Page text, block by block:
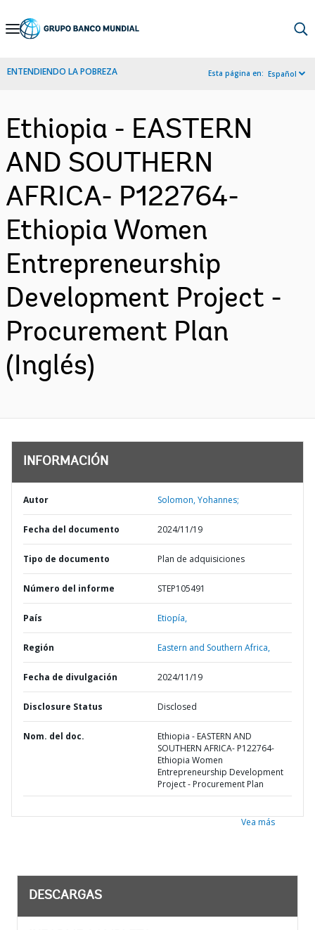
Skip
Navigation
ENTENDIENDO LA POBREZA Esta página en: Español
Ethiopia - EASTERN
AND SOUTHERN
AFRICA- P122764-
Ethiopia Women
Entrepreneurship
Development Project -
Procurement Plan
(Inglés)
INFORMACIÓN
Autor Solomon, Yohannes;
Fecha del documento 2024/11/19
Tipo de documento Plan de adquisiciones
Número del informe STEP105491
País Etiopía,
Región Eastern and Southern Africa,
Fecha de divulgación 2024/11/19
Disclosure Status Disclosed
Nom. del doc.
Ethiopia - EASTERN AND
SOUTHERN AFRICA- P122764-
Ethiopia Women
Entrepreneurship Development
Project - Procurement Plan
Vea más
DESCARGAS